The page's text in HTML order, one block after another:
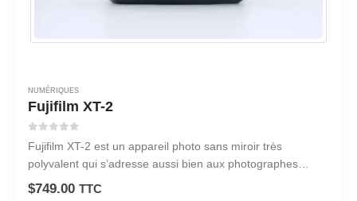
NUMÉRIQUES
Fujifilm XT-2
Fujifilm XT-2 est un appareil photo sans miroir très
polyvalent qui s’adresse aussi bien aux photographes
amateurs que professionnels.
$749.00 TTC